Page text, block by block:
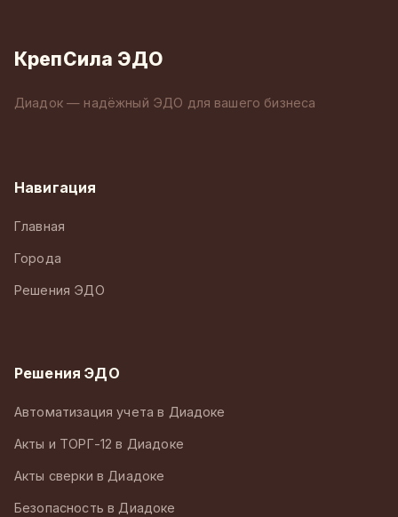
КрепСила ЭДО
Диадок — надёжный ЭДО для вашего бизнеса
Навигация
Главная
Города
Решения ЭДО
Решения ЭДО
Автоматизация учета в Диадоке
Акты и ТОРГ-12 в Диадоке
Акты сверки в Диадоке
Безопасность в Диадоке